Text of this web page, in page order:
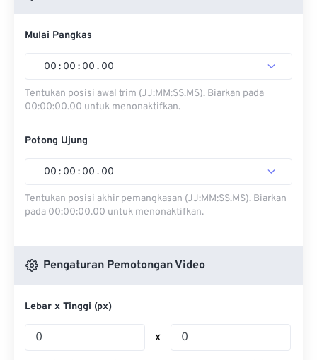
Mulai Pangkas
00 : 00 : 00 . 00
Tentukan posisi awal trim (JJ:MM:SS.MS). Biarkan pada
00:00:00.00 untuk menonaktifkan.
Potong Ujung
00 : 00 : 00 . 00
Tentukan posisi akhir pemangkasan (JJ:MM:SS.MS). Biarkan
pada 00:00:00.00 untuk menonaktifkan.
Pengaturan Pemotongan Video
Lebar x Tinggi (px)
x